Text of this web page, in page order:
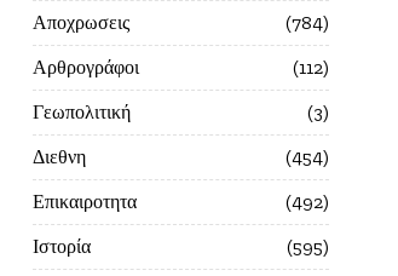
Αποχρωσεις
784
Αρθρογράφοι
112
Γεωπολιτική
3
Διεθνη
454
Επικαιροτητα
492
Ιστορία
595